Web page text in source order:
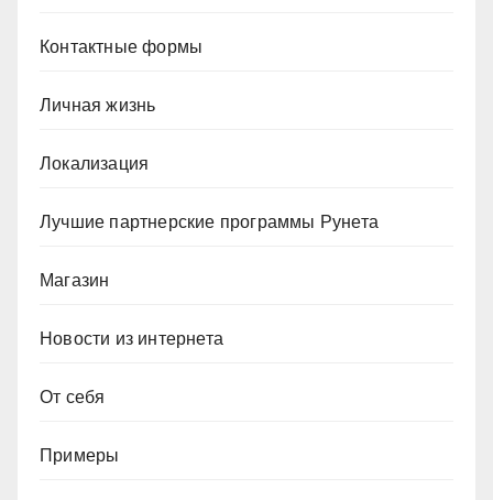
Контактные формы
Личная жизнь
Локализация
Лучшие партнерские программы Рунета
Магазин
Новости из интернета
От себя
Примеры